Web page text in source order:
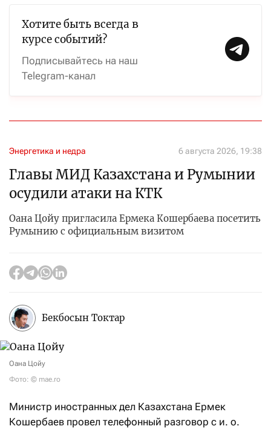
Хотите быть всегда в
курсе событий?
Подписывайтесь на наш
Telegram-канал
Энергетика и недра 6 августа 2026, 19:38
Главы МИД Казахстана и Румынии
осудили атаки на КТК
Оана Цойу пригласила Ермека Кошербаева посетить
Румынию с официальным визитом
Бекбосын Токтар
Оана Цойу
Фото: © mae.ro
Министр иностранных дел Казахстана Ермек
Кошербаев провел телефонный разговор с и. о.